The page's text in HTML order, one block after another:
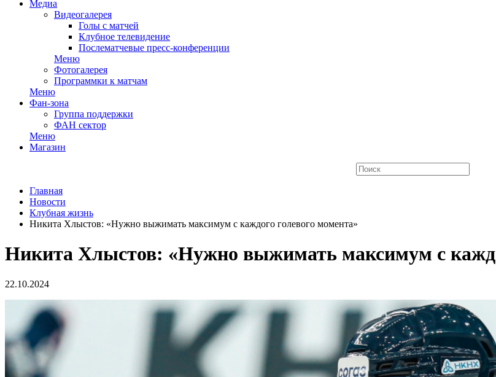
Медиа
Видеогалерея
Голы с матчей
Клубное телевидение
Послематчевые пресс-конференции
Меню
Фотогалерея
Программки к матчам
Меню
Фан-зона
Группа поддержки
ФАН сектор
Меню
Магазин
Главная
Новости
Клубная жизнь
Никита Хлыстов: «Нужно выжимать максимум с каждого голевого момента»
Никита Хлыстов: «Нужно выжимать максимум с
22.10.2024